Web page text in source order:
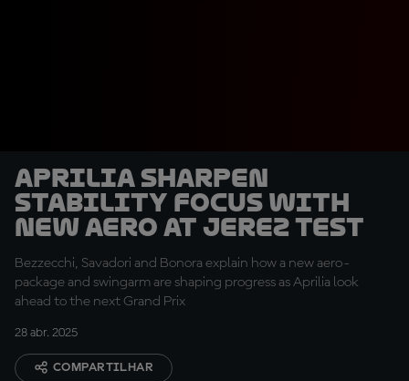
Aprilia sharpen
stability focus with
new aero at Jerez Test
Bezzecchi, Savadori and Bonora explain how a new aero-
package and swingarm are shaping progress as Aprilia look
ahead to the next Grand Prix
28 abr. 2025
COMPARTILHAR